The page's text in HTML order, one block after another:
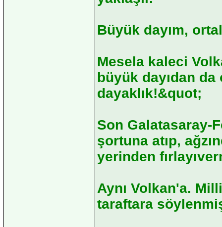
Büyük dayım,
Mesela kaleci
büyük dayıdan da
dayaklık!&quot;
Son Galatasaray-
şortuna atıp,
yerinden
Aynı Volkan'a.
taraftara